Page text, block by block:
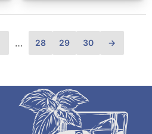
… 28 29 30 →